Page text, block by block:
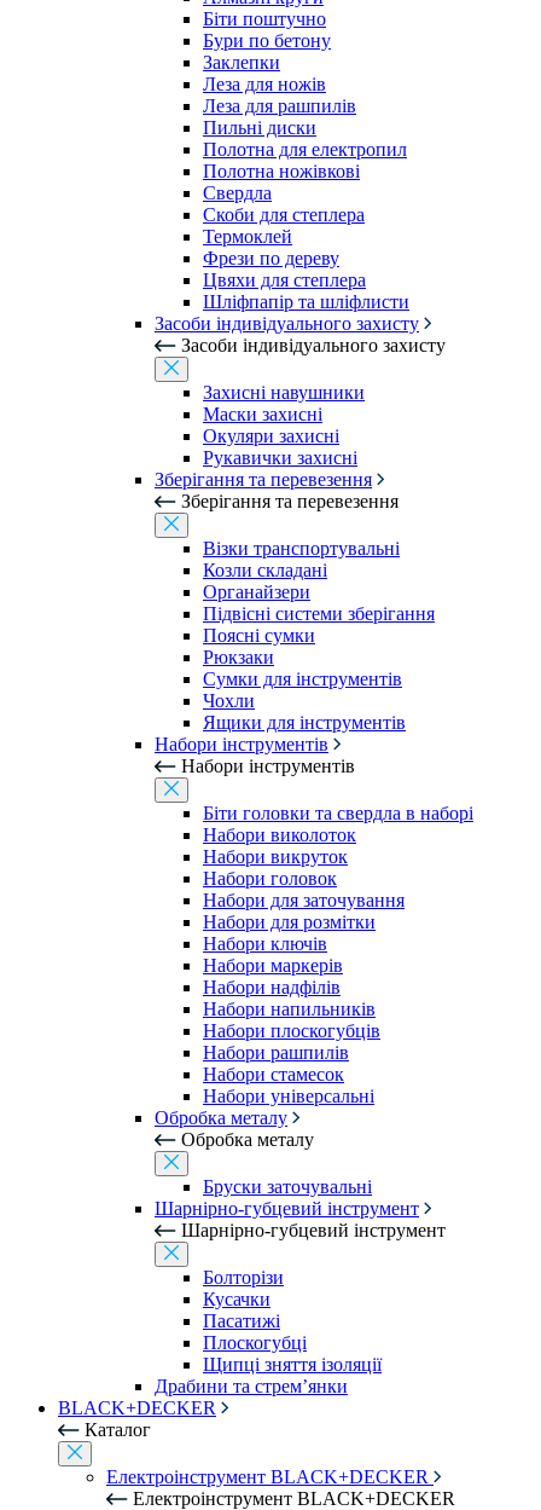
Біти поштучно
Бури по бетону
Заклепки
Леза для ножів
Леза для рашпилів
Пильні диски
Полотна для електропил
Полотна ножівкові
Свердла
Скоби для степлера
Термоклей
Фрези по дереву
Цвяхи для степлера
Шліфпапір та шліфлисти
Засоби індивідуального захисту
Засоби індивідуального захисту
Захисні навушники
Маски захисні
Окуляри захисні
Рукавички захисні
Зберігання та перевезення
Зберігання та перевезення
Візки транспортувальні
Козли складані
Органайзери
Підвісні системи зберігання
Поясні сумки
Рюкзаки
Сумки для інструментів
Чохли
Ящики для інструментів
Набори інструментів
Набори інструментів
Біти головки та свердла в наборі
Набори виколоток
Набори викруток
Набори головок
Набори для заточування
Набори для розмітки
Набори ключів
Набори маркерів
Набори надфілів
Набори напильників
Набори плоскогубців
Набори рашпилів
Набори стамесок
Набори універсальні
Обробка металу
Обробка металу
Бруски заточувальні
Шарнірно-губцевий інструмент
Шарнірно-губцевий інструмент
Болторізи
Кусачки
Пасатижі
Плоскогубці
Щипці зняття ізоляції
Драбини та стрем’янки
BLACK+DECKER
Каталог
Електроінструмент BLACK+DECKER
Електроінструмент BLACK+DECKER